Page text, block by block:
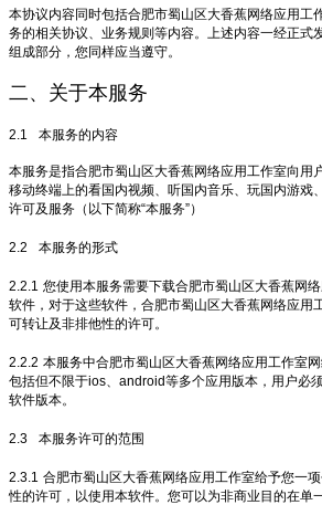
本协议内容同时包括合肥市蜀山区大香蕉网络应用工
务的相关协议、业务规则等内容。上述内容一经正式
组成部分，您同样应当遵守。
二、关于本服务
2.1 本服务的内容
本服务是指合肥市蜀山区大香蕉网络应用工作室向用
移动终端上的看国内视频、听国内音乐、玩国内游戏
许可及服务（以下简称“本服务”）
2.2 本服务的形式
2.2.1 您使用本服务需要下载合肥市蜀山区大香蕉网
软件，对于这些软件，合肥市蜀山区大香蕉网络应用
可转让及非排他性的许可。
2.2.2 本服务中合肥市蜀山区大香蕉网络应用工作室
包括但不限于ios、android等多个应用版本，用户必
软件版本。
2.3 本服务许可的范围
2.3.1 合肥市蜀山区大香蕉网络应用工作室给予您一
性的许可，以使用本软件。您可以为非商业目的在单